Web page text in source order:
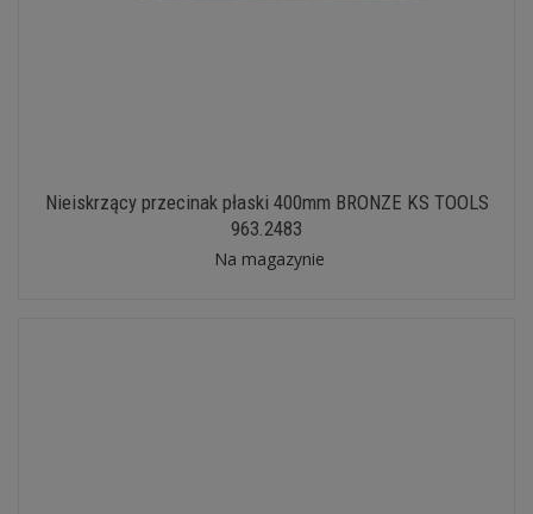
Nieiskrzący przecinak płaski 400mm BRONZE KS TOOLS
963.2483
Na magazynie